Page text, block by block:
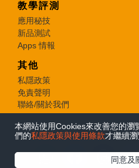
本網站使用Cookies來改善您的瀏
們的私隱政策與使用條款才繼續瀏
同意及
教學評測
應用秘技
新品測試
Apps 情報
其他
私隱政策
免責聲明
聯絡/關於我們
© 2026 e-zone. All Rights